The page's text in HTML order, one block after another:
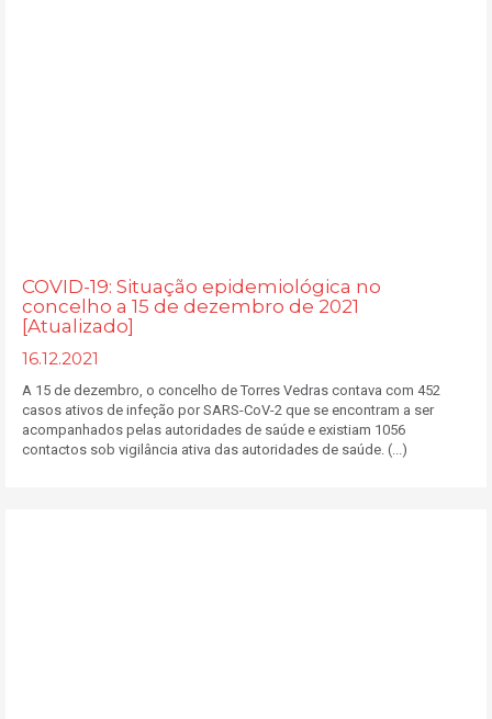
COVID-19: Situação epidemiológica no
concelho a 15 de dezembro de 2021
[Atualizado]
16.12.2021
A 15 de dezembro, o concelho de Torres Vedras contava com 452
casos ativos de infeção por SARS-CoV-2 que se encontram a ser
acompanhados pelas autoridades de saúde e existiam 1056
contactos sob vigilância ativa das autoridades de saúde. (...)